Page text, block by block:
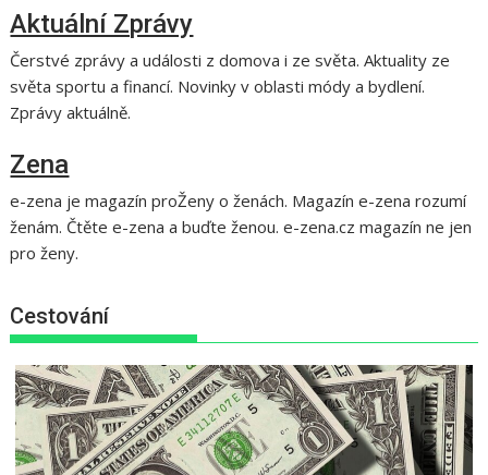
Aktuální Zprávy
Čerstvé zprávy a události z domova i ze světa. Aktuality ze
světa sportu a financí. Novinky v oblasti módy a bydlení.
Zprávy aktuálně.
Zena
e-zena je magazín proŽeny o ženách. Magazín e-zena rozumí
ženám. Čtěte e-zena a buďte ženou. e-zena.cz magazín ne jen
pro ženy.
Cestování